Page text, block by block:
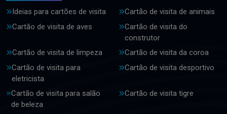
Ideias para cartões de visita
Cartão de visita de animais
Cartão de visita de aves
Cartão de visita do
construtor
Cartão de visita de limpeza
Cartão de visita da coroa
Cartão de visita para
eletricista
Cartão de visita desportivo
Cartão de visita para salão
de beleza
Cartão de visita tigre